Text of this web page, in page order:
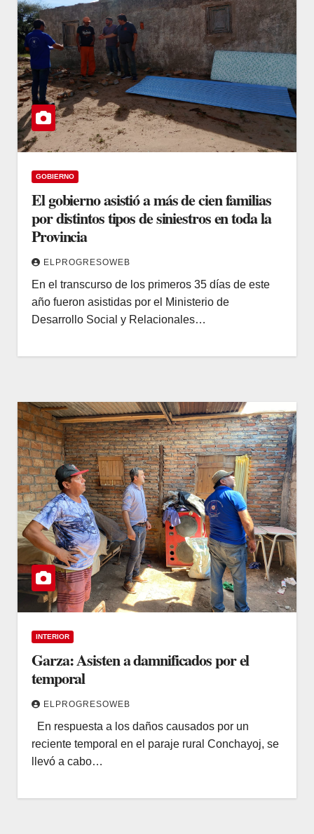
GOBIERNO
El gobierno asistió a más de cien familias
por distintos tipos de siniestros en toda la
Provincia
ELPROGRESOWEB
En el transcurso de los primeros 35 días de este
año fueron asistidas por el Ministerio de
Desarrollo Social y Relacionales…
INTERIOR
Garza: Asisten a damnificados por el
temporal
ELPROGRESOWEB
En respuesta a los daños causados por un
reciente temporal en el paraje rural Conchayoj, se
llevó a cabo…